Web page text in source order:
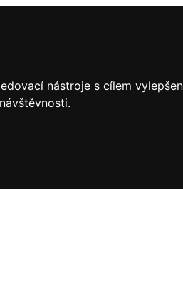
nástroje s cílem